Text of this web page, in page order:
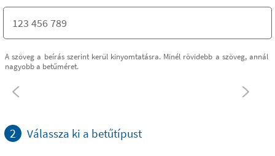
A szöveg a beírás szerint kerül kinyomtatásra. Minél rövidebb a szöveg, annál
nagyobb a betűméret.
2 Válassza ki a betűtípust